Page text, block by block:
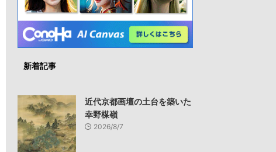
新着記事
近代京都画壇の土台を築いた
幸野楳嶺
2026/8/7